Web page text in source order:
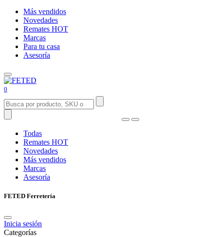
Más vendidos
Novedades
Remates HOT
Marcas
Para tu casa
Asesoría
0
Todas
Remates HOT
Novedades
Más vendidos
Marcas
Asesoría
FETED Ferretería
Inicia sesión
Categorías